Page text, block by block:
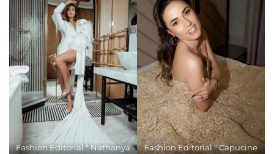
Fashion Editorial " Nathanya
Fashion Editorial " Capucine